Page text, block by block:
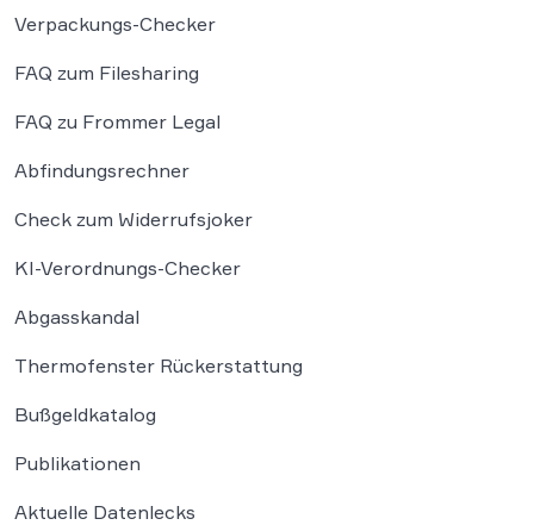
Verpackungs-Checker
FAQ zum Filesharing
FAQ zu Frommer Legal
Abfindungsrechner
Check zum Widerrufsjoker
KI-Verordnungs-Checker
Abgasskandal
Thermofenster Rückerstattung
Bußgeldkatalog
Publikationen
Aktuelle Datenlecks